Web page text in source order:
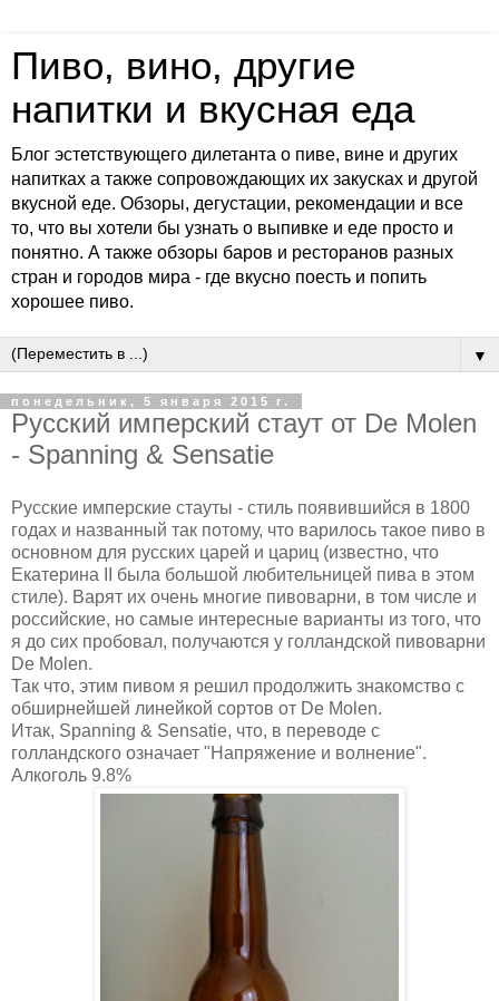
Пиво, вино, другие
напитки и вкусная еда
Блог эстетствующего дилетанта о пиве, вине и других
напитках а также сопровождающих их закусках и другой
вкусной еде. Обзоры, дегустации, рекомендации и все
то, что вы хотели бы узнать о выпивке и еде просто и
понятно. А также обзоры баров и ресторанов разных
стран и городов мира - где вкусно поесть и попить
хорошее пиво.
▼
понедельник, 5 января 2015 г.
Русский имперский стаут от De Molen
- Spanning & Sensatie
Русские имперские стауты - стиль появившийся в 1800
годах и названный так потому, что варилось такое пиво в
основном для русских царей и цариц (известно, что
Екатерина II была большой любительницей пива в этом
стиле). Варят их очень многие пивоварни, в том числе и
российские, но самые интересные варианты из того, что
я до сих пробовал, получаются у голландской пивоварни
De Molen.
Так что, этим пивом я решил продолжить знакомство с
обширнейшей линейкой сортов от De Molen.
Итак, Spanning & Sensatie, что, в переводе с
голландского означает "Напряжение и волнение".
Алкоголь 9.8%